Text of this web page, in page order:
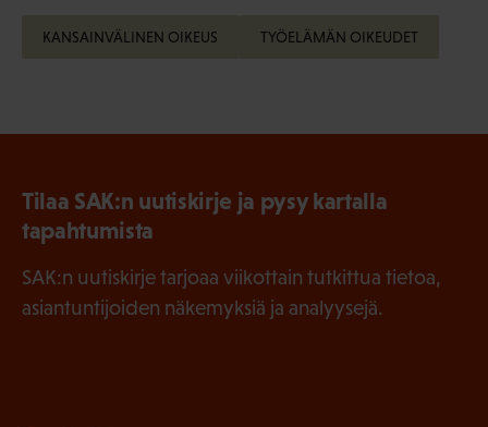
KANSAINVÄLINEN OIKEUS TYÖELÄMÄN OIKEUDET
Tilaa SAK:n uutiskirje ja pysy kartalla
tapahtumista
SAK:n uutiskirje tarjoaa viikottain tutkittua tietoa,
asiantuntijoiden näkemyksiä ja analyysejä.